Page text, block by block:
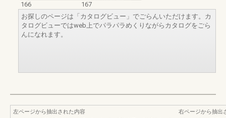
166
167
お探しのページは「カタログビュー」でごらんいただけます。カ
タログビューではweb上でパラパラめくりながらカタログをごら
んになれます。
左ページから抽出された内容
右ページから抽出